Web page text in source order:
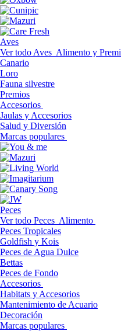
Aves
Ver todo Aves Alimento y
Canario
Loro
Fauna silvestre
Premios
Accesorios
Jaulas y Accesorios
Salud y Diversión
Marcas populares
Peces
Ver todo Peces Alimento
Peces Tropicales
Goldfish y Kois
Peces de Agua Dulce
Bettas
Peces de Fondo
Accesorios
Habitats y Accesorios
Mantenimiento de Acuario
Decoración
Marcas populares